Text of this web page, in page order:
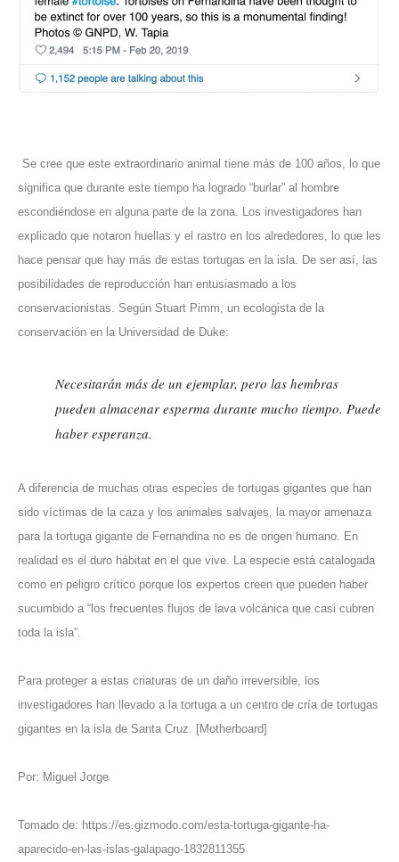
Se cree que este extraordinario animal tiene más de 100 años, lo que
significa que durante este tiempo ha logrado “burlar” al hombre
escondiéndose en alguna parte de la zona. Los investigadores han
explicado que notaron huellas y el rastro en los alrededores, lo que les
hace pensar que hay más de estas tortugas en la isla. De ser así, las
posibilidades de reproducción han entusiasmado a los
conservacionistas. Según Stuart Pimm, un ecologista de la
conservación en la Universidad de Duke:
Necesitarán más de un ejemplar, pero las hembras
pueden almacenar esperma durante mucho tiempo. Puede
haber esperanza.
A diferencia de muchas otras especies de tortugas gigantes que han
sido víctimas de la caza y los animales salvajes, la mayor amenaza
para la tortuga gigante de Fernandina no es de origen humano. En
realidad es el duro hábitat en el que vive. La especie está catalogada
como en peligro crítico porque los expertos creen que pueden haber
sucumbido a “los frecuentes flujos de lava volcánica que casi cubren
toda la isla”.
Para proteger a estas criaturas de un daño irreversible, los
investigadores han llevado a la tortuga a un centro de cría de tortugas
gigantes en la isla de Santa Cruz. [Motherboard]
Por: Miguel Jorge
Tomado de: https://es.gizmodo.com/esta-tortuga-gigante-ha-
aparecido-en-las-islas-galapago-1832811355